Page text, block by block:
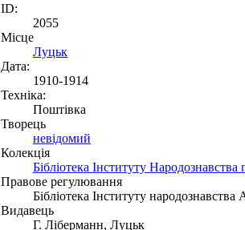
ID:
2055
Місце
Луцьк
Дата:
1910-1914
Техніка:
Поштівка
Творець
невідомий
Колекція
Бібліотека Інституту
Правове регулювання
Бібліотека Інституту народознавства
Видавець
Г. Ліберманн, Луцьк